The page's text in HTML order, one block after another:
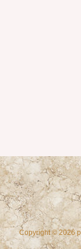
Copyright © 2026